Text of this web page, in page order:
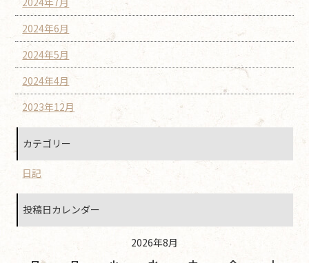
2024年6月
2024年5月
2024年4月
2023年12月
カテゴリー
日記
投稿日カレンダー
2026年8月